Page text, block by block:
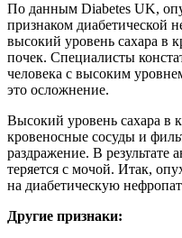
По данным Diabetes UK,
признаком диабетической
высокий уровень сахара в
почек. Специалисты
человека с высоким
это осложнение.
Высокий уровень сахара в
кровеносные сосуды и
раздражение. В результате
теряется с мочой. Итак,
на диабетическую
Другие признаки: